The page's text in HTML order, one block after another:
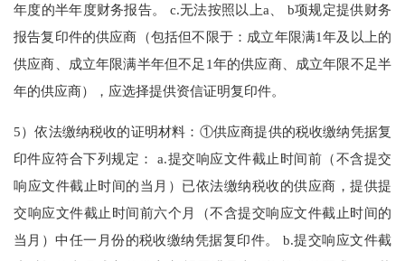
年度的半年度财务报告。 c.无法按照以上a、 b项规定提供财务
报告复印件的供应商（包括但不限于：成立年限满1年及以上的
供应商、成立年限满半年但不足1年的供应商、成立年限不足半
年的供应商），应选择提供资信证明复印件。
5）依法缴纳税收的证明材料：①供应商提供的税收缴纳凭据复
印件应符合下列规定： a.提交响应文件截止时间前（不含提交
响应文件截止时间的当月）已依法缴纳税收的供应商，提供提
交响应文件截止时间前六个月（不含提交响应文件截止时间的
当月）中任一月份的税收缴纳凭据复印件。 b.提交响应文件截